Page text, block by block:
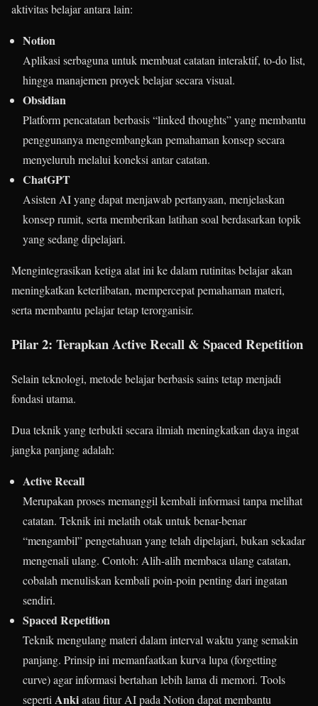
aktivitas belajar antara lain:
Notion
Aplikasi serbaguna untuk membuat catatan interaktif, to-do list,
hingga manajemen proyek belajar secara visual.
Obsidian
Platform pencatatan berbasis “linked thoughts” yang membantu
penggunanya mengembangkan pemahaman konsep secara
menyeluruh melalui koneksi antar catatan.
ChatGPT
Asisten AI yang dapat menjawab pertanyaan, menjelaskan
konsep rumit, serta memberikan latihan soal berdasarkan topik
yang sedang dipelajari.
Mengintegrasikan ketiga alat ini ke dalam rutinitas belajar akan
meningkatkan keterlibatan, mempercepat pemahaman materi,
serta membantu pelajar tetap terorganisir.
Pilar 2: Terapkan Active Recall & Spaced Repetition
Selain teknologi, metode belajar berbasis sains tetap menjadi
fondasi utama.
Dua teknik yang terbukti secara ilmiah meningkatkan daya ingat
jangka panjang adalah:
Active Recall
Merupakan proses memanggil kembali informasi tanpa melihat
catatan. Teknik ini melatih otak untuk benar-benar
“mengambil” pengetahuan yang telah dipelajari, bukan sekadar
mengenali ulang. Contoh: Alih-alih membaca ulang catatan,
cobalah menuliskan kembali poin-poin penting dari ingatan
sendiri.
Spaced Repetition
Teknik mengulang materi dalam interval waktu yang semakin
panjang. Prinsip ini memanfaatkan kurva lupa (forgetting
curve) agar informasi bertahan lebih lama di memori. Tools
seperti Ankiatau fitur AI pada Notion dapat membantu